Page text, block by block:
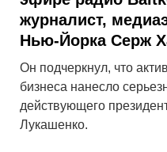
журналист,
Нью-Йорка Серж
Он подчеркнул, что
бизнеса нанесло
действующего
Лукашенко.